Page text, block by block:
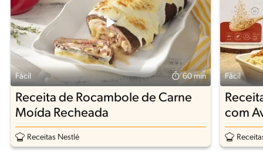
Fácil 60 min
Receita de Rocambole de Carne
Moída Recheada
Receitas Nestlé
Fácil
com